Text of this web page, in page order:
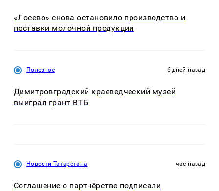
«Лосево» снова остановило производство и
поставки молочной продукции
Полезное 6 дней назад
Димитровградский краеведческий музей
выиграл грант ВТБ
Новости Татарстана час назад
Соглашение о партнёрстве подписали